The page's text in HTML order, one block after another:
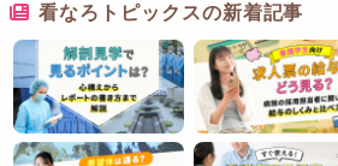
看なろトピックスの新着記事